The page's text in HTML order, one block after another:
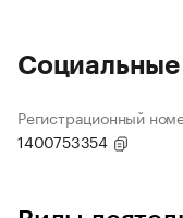
Регистрационный
1400753354